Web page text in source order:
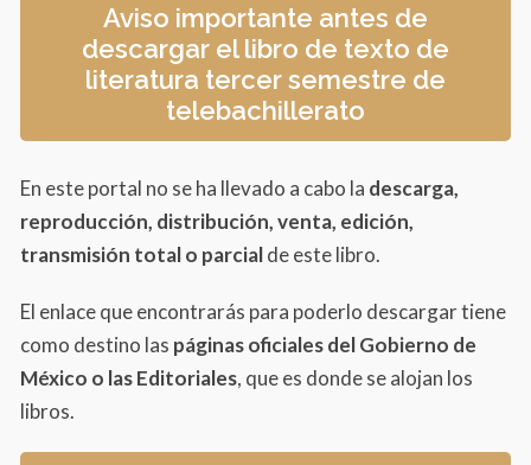
Aviso importante antes de
descargar el libro de texto de
literatura tercer semestre de
telebachillerato
En este portal no se ha llevado a cabo la descarga,
reproducción, distribución, venta, edición,
transmisión total o parcialde este libro.
El enlace que encontrarás para poderlo descargar tiene
como destino las páginas oficiales del Gobierno de
México o las Editoriales, que es donde se alojan los
libros.